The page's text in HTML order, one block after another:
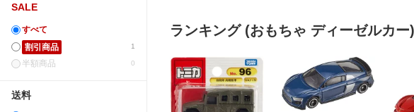
SALE
すべて
1
割引商品
0
半額商品
送料
ランキング (おもちゃ ディーゼルカー)